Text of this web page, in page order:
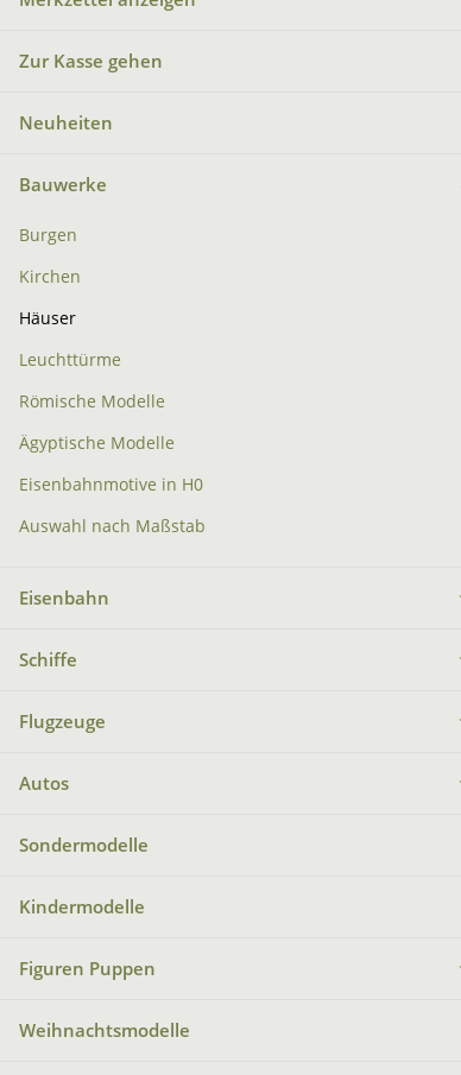
Zur Kasse gehen
Neuheiten
Bauwerke
Burgen
Kirchen
Häuser
Leuchttürme
Römische Modelle
Ägyptische Modelle
Eisenbahnmotive in H0
Auswahl nach Maßstab
Eisenbahn
Schiffe
Flugzeuge
Autos
Sondermodelle
Kindermodelle
Figuren Puppen
Weihnachtsmodelle